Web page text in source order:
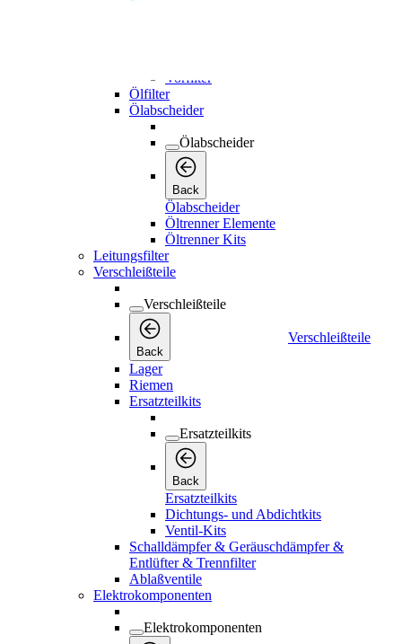
Vorfilter
Ölfilter
Ölabscheider
Ölabscheider
Back
Ölabscheider
Öltrenner Elemente
Öltrenner Kits
Leitungsfilter
Verschleißteile
Verschleißteile
Back
Verschleißteile
Lager
Riemen
Ersatzteilkits
Ersatzteilkits
Back
Ersatzteilkits
Dichtungs- und Abdichtkits
Ventil-Kits
Schalldämpfer & Geräuschdämpfer &
Entlüfter & Trennfilter
Ablaßventile
Elektrokomponenten
Elektrokomponenten